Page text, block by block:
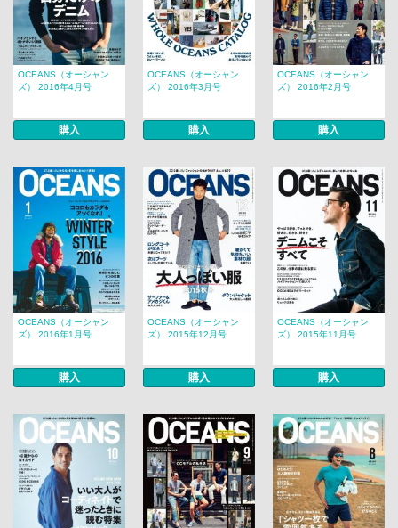
OCEANS（オーシャン
ズ） 2016年4月号
購入
OCEANS（オーシャン
ズ） 2016年3月号
購入
OCEANS（オーシャン
ズ） 2016年2月号
購入
OCEANS（オーシャン
ズ） 2016年1月号
購入
OCEANS（オーシャン
ズ） 2015年12月号
購入
OCEANS（オーシャン
ズ） 2015年11月号
購入